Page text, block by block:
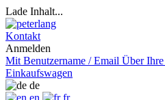
Lade Inhalt...
Kontakt
Anmelden
Mit Benutzername / Email Über
Einkaufswagen
de
en
fr